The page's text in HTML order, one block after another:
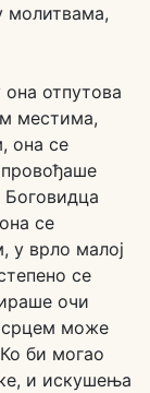
молитвама,
отпутова
местима,
она се
Боговидца
се
у врло малој
се
очи
срцем може
би могао
и искушења